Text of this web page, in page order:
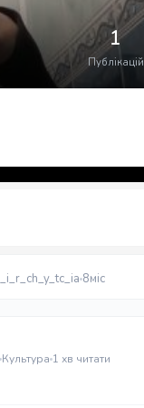
1
Публікацій
8міс
Культура 1 хв читати